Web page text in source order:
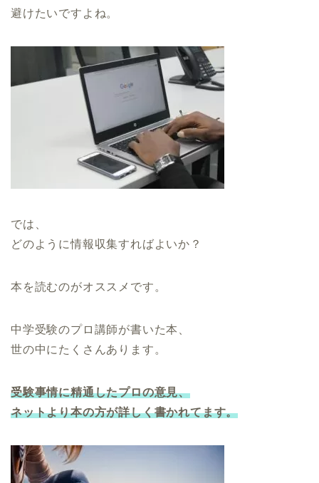
避けたいですよね。
では、
どのように情報収集すればよいか？
本を読むのがオススメです。
中学受験のプロ講師が書いた本、
世の中にたくさんあります。
受験事情に精通したプロの意見、
ネットより本の方が詳しく書かれてます。